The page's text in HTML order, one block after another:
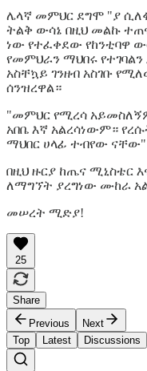
ሌላኛ መምህር ደግሞ "ያ
ትልቅ ውሳኔ በዚህ መልኩ
ነው የተፈቀደው የከንቲባዋ
የመምህራን ማህበሩ
አስቸኳይ ገንዘብ አስገቡ
ሰንዝረዋል።
"መምህር የሚረሳ
አበቤ እኛ አልረሳነውም።
ማህበር ሀላፊ ተብየው
በዚህ ዙርያ ከጤና ሚኒስቴር
ለማግኘት ያረግነው ሙከራ
መሠረት ሚድያ!
25
Share
Previous
Next
Top
Latest Discussions